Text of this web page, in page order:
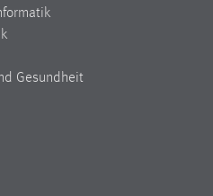
Gesundheit